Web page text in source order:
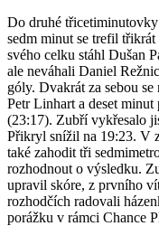
Do druhé
sedm minut se trefil
svého celku stáhl Dušan
ale neváhali Daniel
góly. Dvakrát za sebou
Petr Linhart a deset minut
(23:17). Zubří vykřesalo
Přikryl snížil na 19:23. V
také zahodit tři
rozhodnout o výsledku.
upravil skóre, z prvního
rozhodčích radovali
porážku v rámci Chance